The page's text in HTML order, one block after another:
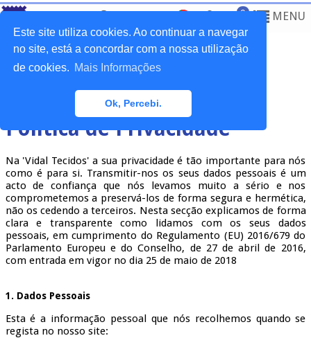
Este site utiliza cookies. Ao continuar a navegar
no site, está a concordar com a nossa utilização
de cookies. Mais Informações
Ok, Percebi.
0 MENU
Política de Privacidade
Na 'Vidal Tecidos' a sua privacidade é tão importante para nós
como é para si. Transmitir-nos os seus dados pessoais é um
acto de confiança que nós levamos muito a sério e nos
comprometemos a preservá-los de forma segura e hermética,
não os cedendo a terceiros. Nesta secção explicamos de forma
clara e transparente como lidamos com os seus dados
pessoais, em cumprimento do Regulamento (EU) 2016/679 do
Parlamento Europeu e do Conselho, de 27 de abril de 2016,
com entrada em vigor no dia 25 de maio de 2018
1. Dados Pessoais
Esta é a informação pessoal que nós recolhemos quando se
regista no nosso site: